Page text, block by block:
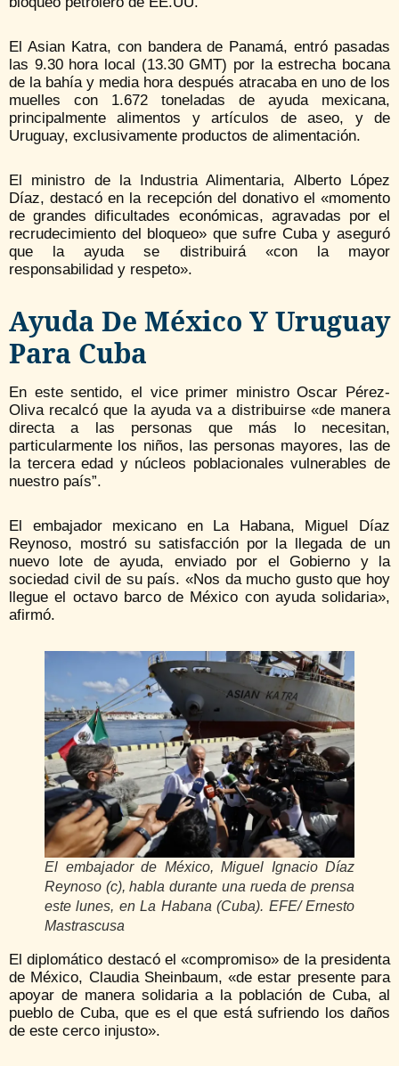
El Asian Katra, con bandera de Panamá, entró pasadas
las 9.30 hora local (13.30 GMT) por la estrecha bocana
de la bahía y media hora después atracaba en uno de los
muelles con 1.672 toneladas de ayuda mexicana,
principalmente alimentos y artículos de aseo, y de
Uruguay, exclusivamente productos de alimentación.
El ministro de la Industria Alimentaria, Alberto López
Díaz, destacó en la recepción del donativo el «momento
de grandes dificultades económicas, agravadas por el
recrudecimiento del bloqueo» que sufre Cuba y aseguró
que la ayuda se distribuirá «con la mayor
responsabilidad y respeto».
Ayuda De México Y Uruguay
Para Cuba
En este sentido, el vice primer ministro Oscar Pérez-
Oliva recalcó que la ayuda va a distribuirse «de manera
directa a las personas que más lo necesitan,
particularmente los niños, las personas mayores, las de
la tercera edad y núcleos poblacionales vulnerables de
nuestro país”.
El embajador mexicano en La Habana, Miguel Díaz
Reynoso, mostró su satisfacción por la llegada de un
nuevo lote de ayuda, enviado por el Gobierno y la
sociedad civil de su país. «Nos da mucho gusto que hoy
llegue el octavo barco de México con ayuda solidaria»,
afirmó.
El embajador de México, Miguel Ignacio Díaz
Reynoso (c), habla durante una rueda de prensa
este lunes, en La Habana (Cuba). EFE/ Ernesto
Mastrascusa
El diplomático destacó el «compromiso» de la presidenta
de México, Claudia Sheinbaum, «de estar presente para
apoyar de manera solidaria a la población de Cuba, al
pueblo de Cuba, que es el que está sufriendo los daños
de este cerco injusto».